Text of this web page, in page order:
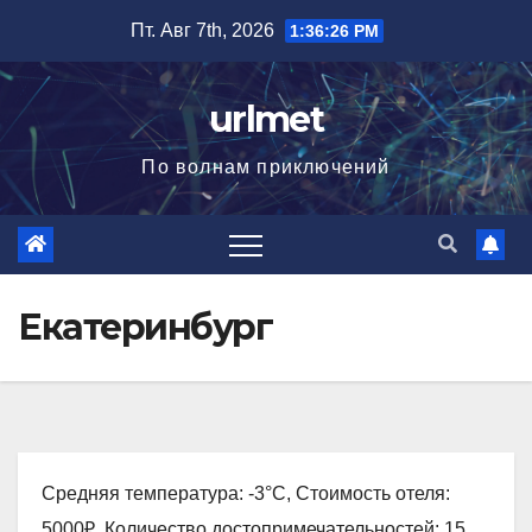
содержимому
Пт. Авг 7th, 2026 1:36:28 PM
urlmet
По волнам приключений
Екатеринбург
Средняя температура: -3°C, Стоимость отеля: